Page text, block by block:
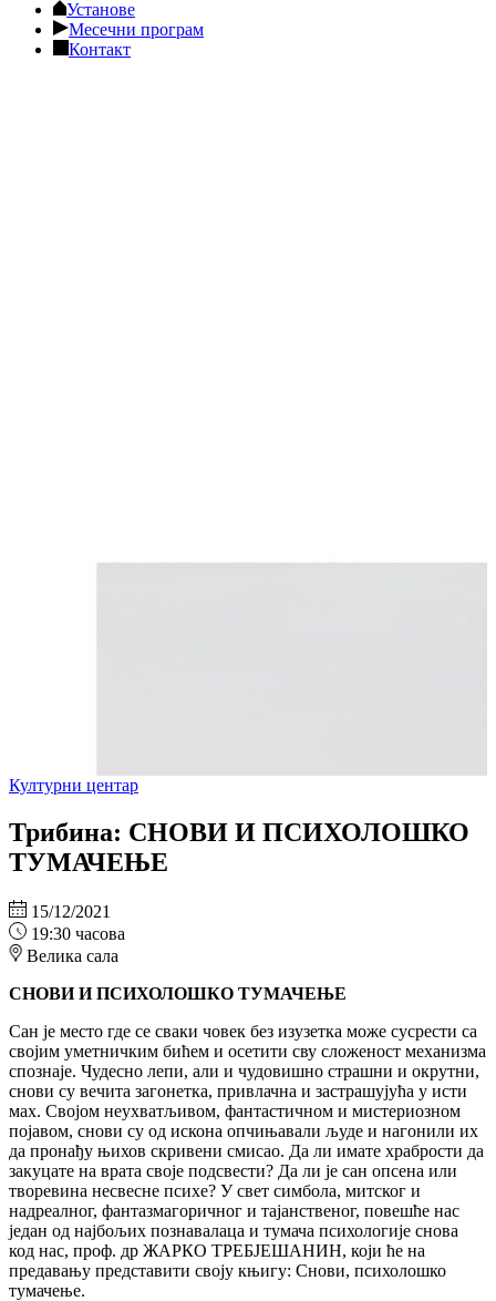
Установе
Месечни програм
Контакт
Културни центар
Трибина: СНОВИ И ПСИХОЛОШКО
ТУМАЧЕЊЕ
15/12/2021
19:30 часова
Велика сала
СНОВИ И ПСИХОЛОШКО ТУМАЧЕЊЕ
Сан је место где се сваки човек без изузетка може сусрести са
својим уметничким бићем и осетити сву сложеност механизма
спознаје. Чудесно лепи, али и чудовишно страшни и окрутни,
снови су вечита загонетка, привлачна и застрашујућа у исти
мах. Својом неухватљивом, фантастичном и мистериозном
појавом, снови су од искона опчињавали људе и нагонили их
да пронађу њихов скривени смисао. Да ли имате храбрости да
закуцате на врата своје подсвести? Да ли је сан опсена или
творевина несвесне психе? У свет симбола, митског и
надреалног, фантазмагоричног и тајанственог, повешће нас
један од најбољих познавалаца и тумача психологије снова
код нас, проф. др ЖАРКО ТРЕБЈЕШАНИН, који ће на
предавању представити своју књигу: Снови, психолошко
тумачење.